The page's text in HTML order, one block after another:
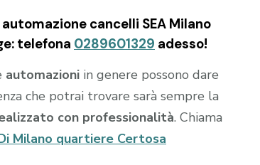
cancelli SEA Milano
telefona 0289601329 adesso!
automazioni in genere possono dare
che potrai trovare sarà sempre la
con professionalità. Chiama
Milano quartiere Certosa